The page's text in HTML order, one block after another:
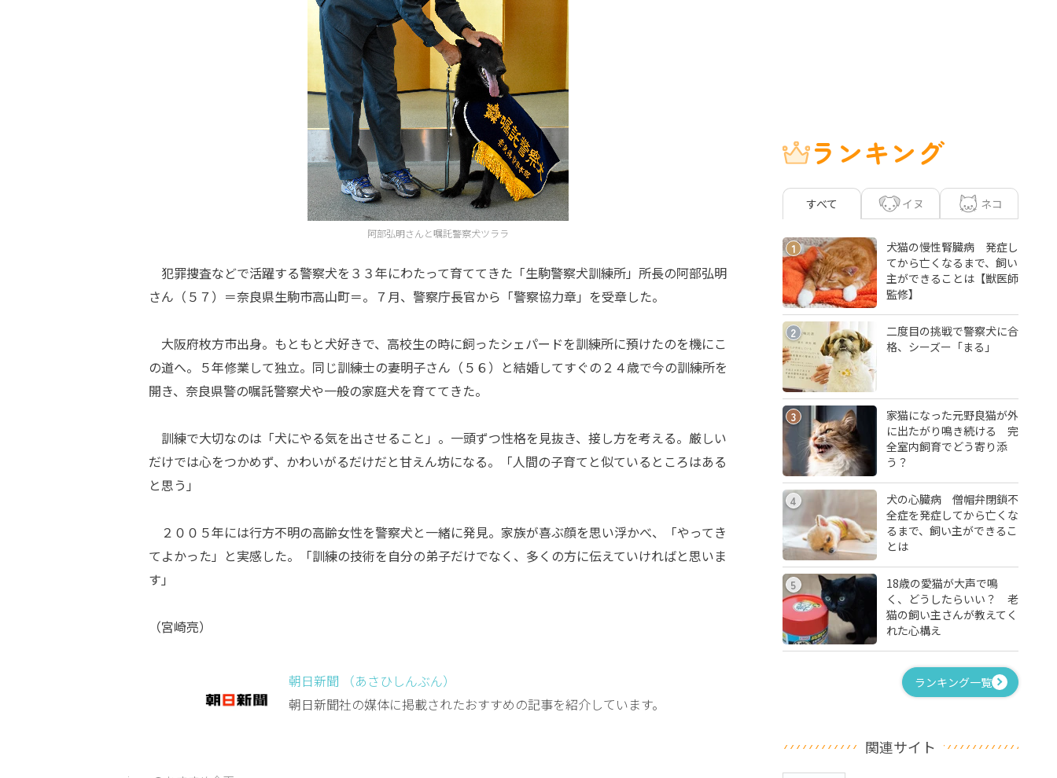
阿部弘明さんと嘱託警察犬ツララ
犯罪捜査などで活躍する警察犬を３３年にわたって育ててきた「生駒警察犬訓練所」所長の阿部弘明
さん（５７）＝奈良県生駒市高山町＝。７月、警察庁長官から「警察協力章」を受章した。
大阪府枚方市出身。もともと犬好きで、高校生の時に飼ったシェパードを訓練所に預けたのを機にこ
の道へ。５年修業して独立。同じ訓練士の妻明子さん（５６）と結婚してすぐの２４歳で今の訓練所を
開き、奈良県警の嘱託警察犬や一般の家庭犬を育ててきた。
訓練で大切なのは「犬にやる気を出させること」。一頭ずつ性格を見抜き、接し方を考える。厳しい
だけでは心をつかめず、かわいがるだけだと甘えん坊になる。「人間の子育てと似ているところはある
と思う」
２００５年には行方不明の高齢女性を警察犬と一緒に発見。家族が喜ぶ顔を思い浮かべ、「やってき
てよかった」と実感した。「訓練の技術を自分の弟子だけでなく、多くの方に伝えていければと思いま
す」
（宮崎亮）
朝日新聞 （あさひしんぶん）
朝日新聞社の媒体に掲載されたおすすめの記事を紹介しています。
ランキング
すべて イヌ ネコ
1
犬猫の慢性腎臓病 発症し
てから亡くなるまで、飼い
主ができることは【獣医師
監修】
2
二度目の挑戦で警察犬に合
格、シーズー「まる」
3
家猫になった元野良猫が外
に出たがり鳴き続ける 完
全室内飼育でどう寄り添
う？
4
犬の心臓病 僧帽弁閉鎖不
全症を発症してから亡くな
るまで、飼い主ができるこ
とは
5
18歳の愛猫が大声で鳴
く、どうしたらいい？ 老
猫の飼い主さんが教えてく
れた心構え
ランキング一覧
関連サイト